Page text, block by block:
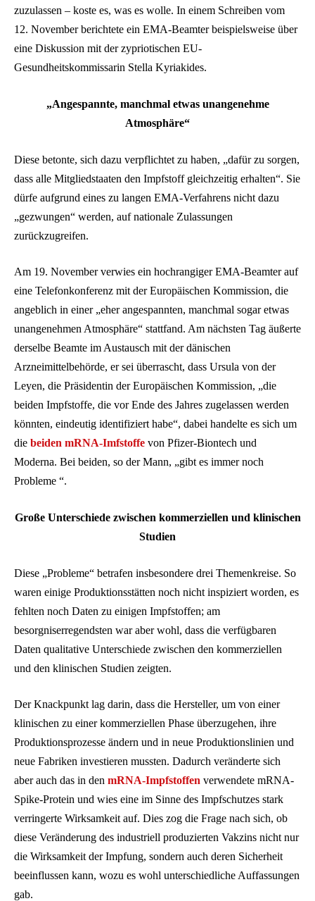
zuzulassen – koste es, was es wolle. In einem Schreiben vom
12. November berichtete ein EMA-Beamter beispielsweise über
eine Diskussion mit der zypriotischen EU-
Gesundheitskommissarin Stella Kyriakides.
„Angespannte, manchmal etwas unangenehme
Atmosphäre“
Diese betonte, sich dazu verpflichtet zu haben, „dafür zu sorgen,
dass alle Mitgliedstaaten den Impfstoff gleichzeitig erhalten“. Sie
dürfe aufgrund eines zu langen EMA-Verfahrens nicht dazu
„gezwungen“ werden, auf nationale Zulassungen
zurückzugreifen.
Am 19. November verwies ein hochrangiger EMA-Beamter auf
eine Telefonkonferenz mit der Europäischen Kommission, die
angeblich in einer „eher angespannten, manchmal sogar etwas
unangenehmen Atmosphäre“ stattfand. Am nächsten Tag äußerte
derselbe Beamte im Austausch mit der dänischen
Arzneimittelbehörde, er sei überrascht, dass Ursula von der
Leyen, die Präsidentin der Europäischen Kommission, „die
beiden Impfstoffe, die vor Ende des Jahres zugelassen werden
könnten, eindeutig identifiziert habe“, dabei handelte es sich um
die beiden mRNA-Imfstoffe von Pfizer-Biontech und
Moderna. Bei beiden, so der Mann, „gibt es immer noch
Probleme “.
Große Unterschiede zwischen kommerziellen und klinischen
Studien
Diese „Probleme“ betrafen insbesondere drei Themenkreise. So
waren einige Produktionsstätten noch nicht inspiziert worden, es
fehlten noch Daten zu einigen Impfstoffen; am
besorgniserregendsten war aber wohl, dass die verfügbaren
Daten qualitative Unterschiede zwischen den kommerziellen
und den klinischen Studien zeigten.
Der Knackpunkt lag darin, dass die Hersteller, um von einer
klinischen zu einer kommerziellen Phase überzugehen, ihre
Produktionsprozesse ändern und in neue Produktionslinien und
neue Fabriken investieren mussten. Dadurch veränderte sich
aber auch das in den mRNA-Impfstoffen verwendete mRNA-
Spike-Protein und wies eine im Sinne des Impfschutzes stark
verringerte Wirksamkeit auf. Dies zog die Frage nach sich, ob
diese Veränderung des industriell produzierten Vakzins nicht nur
die Wirksamkeit der Impfung, sondern auch deren Sicherheit
beeinflussen kann, wozu es wohl unterschiedliche Auffassungen
gab.